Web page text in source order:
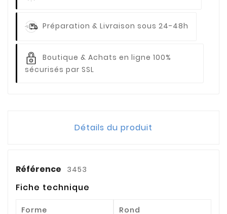
Préparation & Livraison sous 24-48h
Boutique & Achats en ligne 100%
sécurisés par SSL
Détails du produit
Référence 3453
Fiche technique
Forme Rond